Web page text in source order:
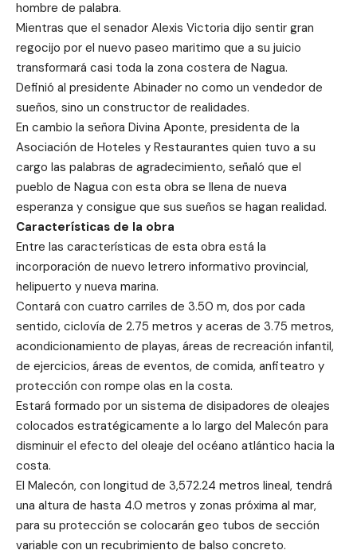
hombre de palabra.
Mientras que el senador Alexis Victoria dijo sentir gran
regocijo por el nuevo paseo maritimo que a su juicio
transformará casi toda la zona costera de Nagua.
Definió al presidente Abinader no como un vendedor de
sueños, sino un constructor de realidades.
En cambio la señora Divina Aponte, presidenta de la
Asociación de Hoteles y Restaurantes quien tuvo a su
cargo las palabras de agradecimiento, señaló que el
pueblo de Nagua con esta obra se llena de nueva
esperanza y consigue que sus sueños se hagan realidad.
Características de la obra
Entre las características de esta obra está la
incorporación de nuevo letrero informativo provincial,
helipuerto y nueva marina.
Contará con cuatro carriles de 3.50 m, dos por cada
sentido, ciclovía de 2.75 metros y aceras de 3.75 metros,
acondicionamiento de playas, áreas de recreación infantil,
de ejercicios, áreas de eventos, de comida, anfiteatro y
protección con rompe olas en la costa.
Estará formado por un sistema de disipadores de oleajes
colocados estratégicamente a lo largo del Malecón para
disminuir el efecto del oleaje del océano atlántico hacia la
costa.
El Malecón, con longitud de 3,572.24 metros lineal, tendrá
una altura de hasta 4.0 metros y zonas próxima al mar,
para su protección se colocarán geo tubos de sección
variable con un recubrimiento de balso concreto.